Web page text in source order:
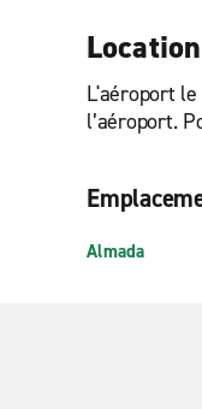
L'aéroport
l’aéroport.
Almada